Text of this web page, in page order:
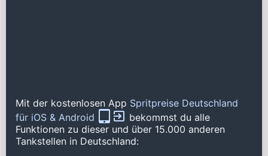
Mit der kostenlosen App Spritpreise Deutschland
für iOS & Android
bekommst du alle
Funktionen zu dieser und über 15.000 anderen
Tankstellen in Deutschland: